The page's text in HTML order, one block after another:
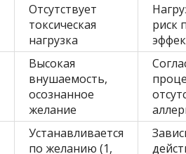
Отсутствует
токсическая
нагрузка
риск
Высокая
внушаемость,
осознанное
желание
Устанавливается
по желанию (1,